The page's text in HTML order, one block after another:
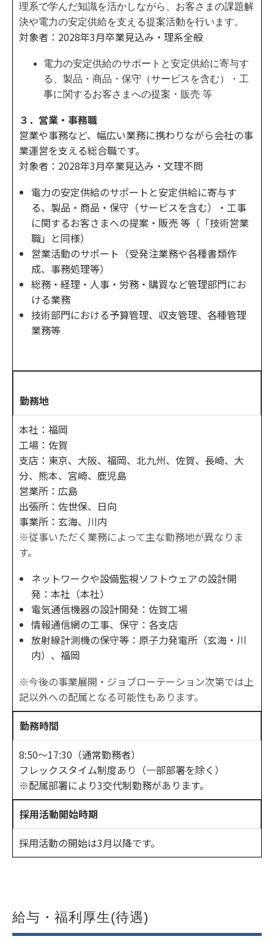
理系で学んだ知識を活かしながら、お客さまの課題解
決や電力の安定供給を支える提案活動を行います。
対象者：2028年3月卒業見込み・理系全般
電力の安定供給のサポートと安定供給に寄与す
る、製品・商品・保守（サービスを含む）・工
事に関するお客さまへの提案・販売 等
３．営業・事務職
営業や事務など、幅広い業務に携わりながら会社の事
業運営を支える総合職です。
対象者：2028年3月卒業見込み・文理不問
電力の安定供給のサポートと安定供給に寄与す
る、製品・商品・保守（サービスを含む）・工事
に関するお客さまへの提案・販売 等（「技術営業
職」と同様）
営業活動のサポート（受発注業務や各種書類作
成、事務処理等）
総務・経理・人事・労務・購買など管理部門にお
ける業務
技術部門における予算管理、収支管理、各種管理
業務等
勤務地
本社：福岡
工場：佐賀
支店：東京、大阪、福岡、北九州、佐賀、長崎、大
分、熊本、宮崎、鹿児島
営業所：広島
出張所：佐世保、日向
事業所：玄海、川内
※従事いただく業務によって主な勤務地が異なりま
す。
ネットワークや設備監視ソフトウェアの設計開
発：本社（本社）
電気通信機器の設計開発：佐賀工場
情報通信網の工事、保守：各支店
放射線計測機の保守等：原子力発電所（玄海・川
内）、福岡
※今後の事業展開・ジョブローテーション次第では上
記以外への配属となる可能性もあります。
勤務時間
8:50～17:30（通常勤務者）
フレックスタイム制度あり（一部部署を除く）
※配属部署により3交代制勤務があります。
採用活動開始時期
採用活動の開始は3月以降です。
給与・福利厚生(待遇)